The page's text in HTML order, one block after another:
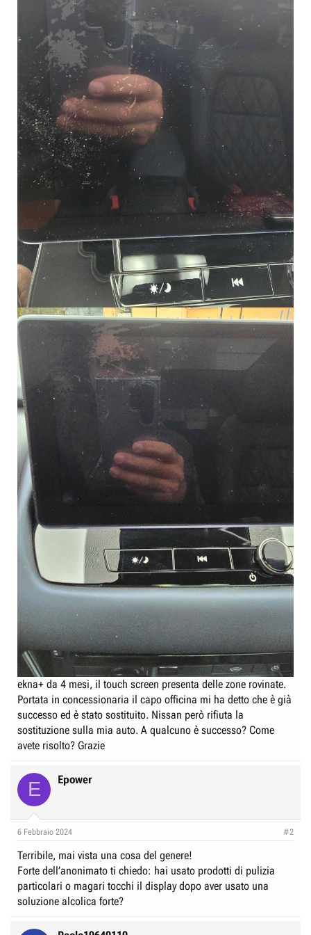
ekna+ da 4 mesi, il touch screen presenta delle zone rovinate.
Portata in concessionaria il capo officina mi ha detto che è già
successo ed è stato sostituito. Nissan però rifiuta la
sostituzione sulla mia auto. A qualcuno è successo? Come
avete risolto? Grazie
E Epower
6 Febbraio 2024 #2
Terribile, mai vista una cosa del genere!
Forte dell’anonimato ti chiedo: hai usato prodotti di pulizia
particolari o magari tocchi il display dopo aver usato una
soluzione alcolica forte?